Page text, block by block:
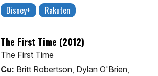
Disney+ Rakuten
The First Time (2012)
The First Time
Cu: Britt Robertson, Dylan O'Brien,